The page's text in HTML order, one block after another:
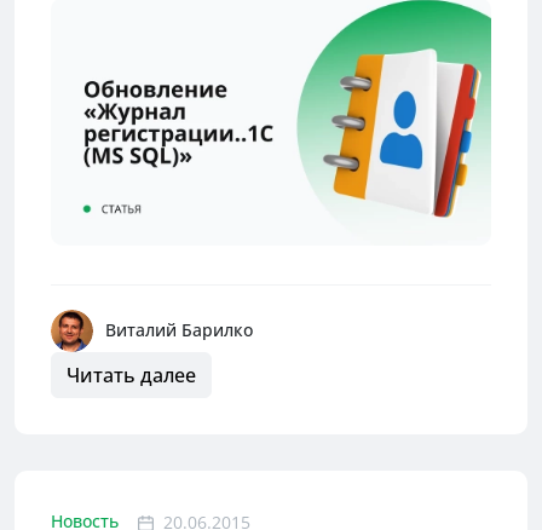
Виталий Барилко
Читать далее
Новость
20.06.2015